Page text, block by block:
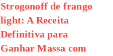
Strogonoff de frango
light: A Receita
Definitiva para
Ganhar Massa com